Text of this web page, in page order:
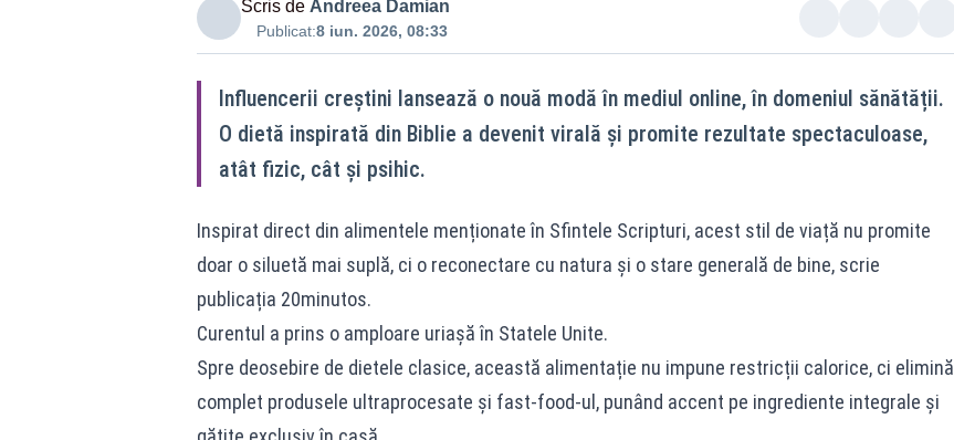
Scris de Andreea Damian
Publicat:8 iun. 2026, 08:33
Influencerii creștini lansează o nouă modă în mediul online, în domeniul sănătății.
O dietă inspirată din Biblie a devenit virală și promite rezultate spectaculoase,
atât fizic, cât și psihic.
Inspirat direct din alimentele menționate în Sfintele Scripturi, acest stil de viață nu promite
doar o siluetă mai suplă, ci o reconectare cu natura și o stare generală de bine, scrie
publicația 20minutos.
Curentul a prins o amploare uriașă în Statele Unite.
Spre deosebire de dietele clasice, această alimentație nu impune restricții calorice, ci elimină
complet produsele ultraprocesate și fast-food-ul, punând accent pe ingrediente integrale și